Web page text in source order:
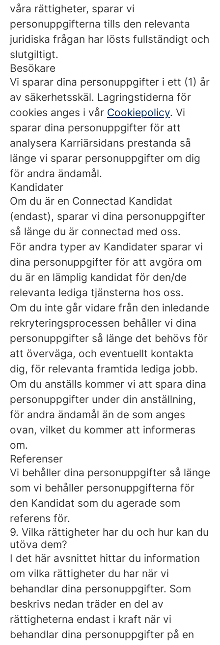
våra rättigheter, sparar vi
personuppgifterna tills den relevanta
juridiska frågan har lösts fullständigt och
slutgiltigt.
Besökare
Vi sparar dina personuppgifter i ett (1) år
av säkerhetsskäl. Lagringstiderna för
cookies anges i vår Cookiepolicy. Vi
sparar dina personuppgifter för att
analysera Karriärsidans prestanda så
länge vi sparar personuppgifter om dig
för andra ändamål.
Kandidater
Om du är en Connectad Kandidat
(endast), sparar vi dina personuppgifter
så länge du är connectad med oss.
För andra typer av Kandidater sparar vi
dina personuppgifter för att avgöra om
du är en lämplig kandidat för den/de
relevanta lediga tjänsterna hos oss.
Om du inte går vidare från den inledande
rekryteringsprocessen behåller vi dina
personuppgifter så länge det behövs för
att överväga, och eventuellt kontakta
dig, för relevanta framtida lediga jobb.
Om du anställs kommer vi att spara dina
personuppgifter under din anställning,
för andra ändamål än de som anges
ovan, vilket du kommer att informeras
om.
Referenser
Vi behåller dina personuppgifter så länge
som vi behåller personuppgifterna för
den Kandidat som du agerade som
referens för.
9. Vilka rättigheter har du och hur kan du
utöva dem?
I det här avsnittet hittar du information
om vilka rättigheter du har när vi
behandlar dina personuppgifter. Som
beskrivs nedan träder en del av
rättigheterna endast i kraft när vi
behandlar dina personuppgifter på en